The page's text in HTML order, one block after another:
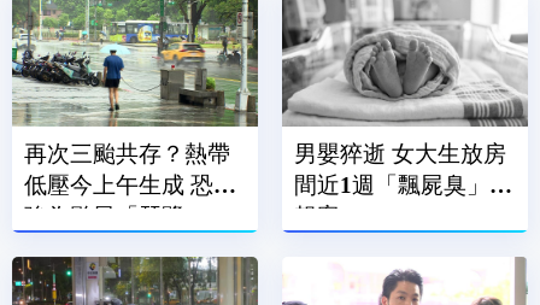
再次三颱共存？熱帶
低壓今上午生成 恐增
強為颱風「琵鷺」
男嬰猝逝 女大生放房
間近1週「飄屍臭」才
報案